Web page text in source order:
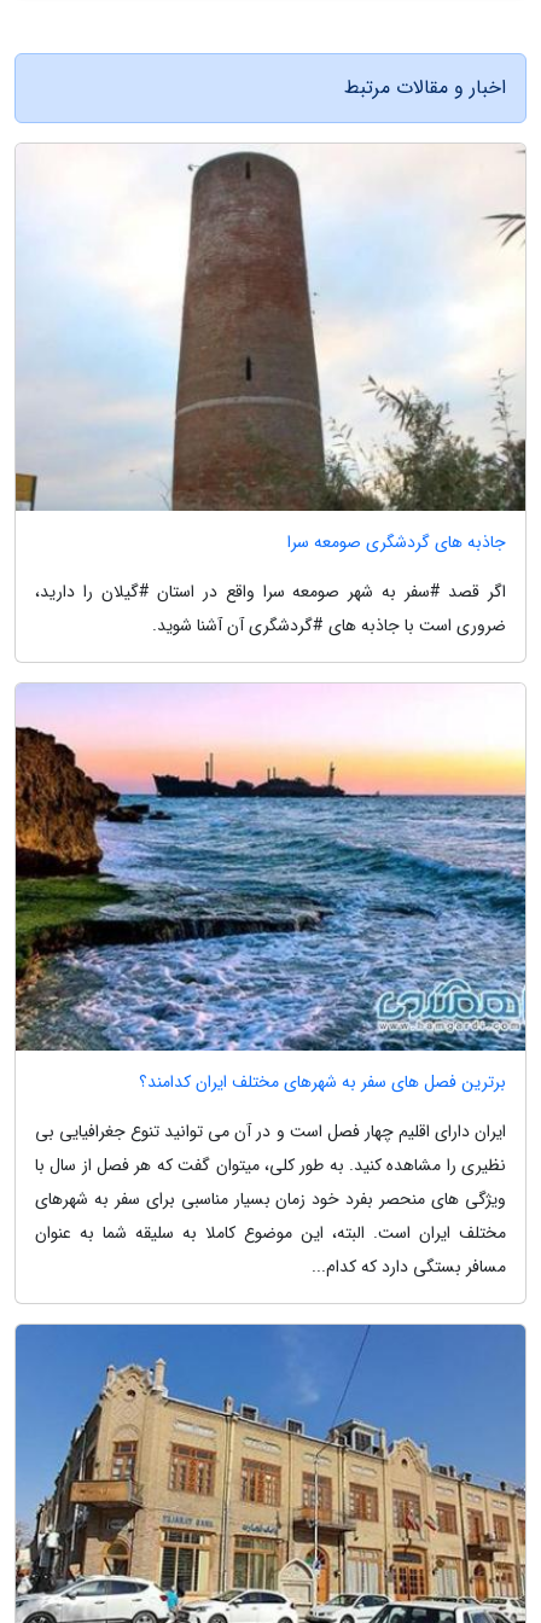
اخبار و مقالات مرتبط
جاذبه های گردشگری صومعه سرا
اگر قصد #سفر به شهر صومعه سرا واقع در استان #گیلان را دارید،
ضروری است با جاذبه های #گردشگری آن آشنا شوید.
برترین فصل های سفر به شهرهای مختلف ایران کدامند؟
ایران دارای اقلیم چهار فصل است و در آن می توانید تنوع جغرافیایی بی
نظیری را مشاهده کنید. به طور کلی، میتوان گفت که هر فصل از سال با
ویژگی های منحصر بفرد خود زمان بسیار مناسبی برای سفر به شهرهای
مختلف ایران است. البته، این موضوع کاملا به سلیقه شما به عنوان
مسافر بستگی دارد که کدام...